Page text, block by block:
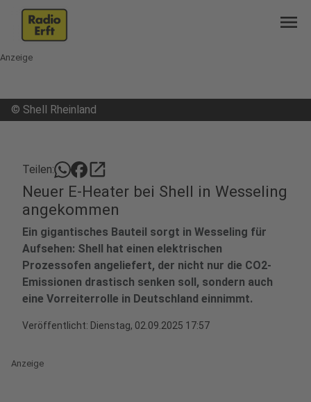
menu
Anzeige
© Shell Rheinland
Teilen: open_in_new
Neuer E-Heater bei Shell in Wesseling
angekommen
Ein gigantisches Bauteil sorgt in Wesseling für
Aufsehen: Shell hat einen elektrischen
Prozessofen angeliefert, der nicht nur die CO2-
Emissionen drastisch senken soll, sondern auch
eine Vorreiterrolle in Deutschland einnimmt.
Veröffentlicht: Dienstag, 02.09.2025 17:57
Anzeige